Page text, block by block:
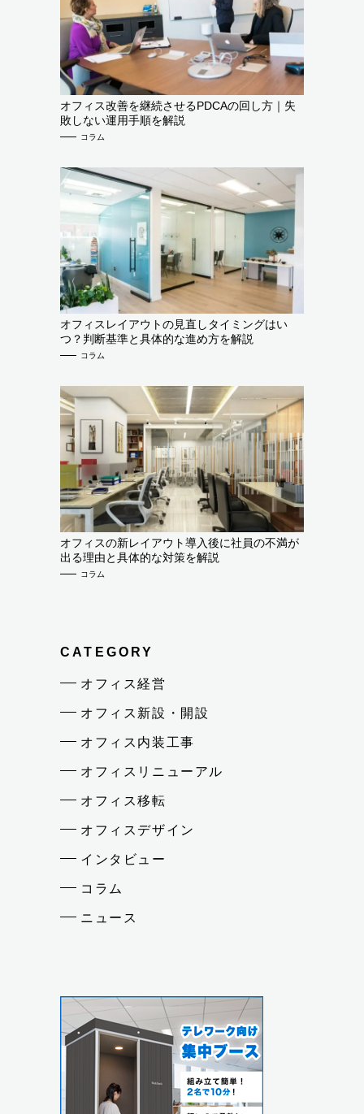
オフィス改善を継続させるPDCAの回し方｜失
敗しない運用手順を解説
コラム
オフィスレイアウトの見直しタイミングはい
つ？判断基準と具体的な進め方を解説
コラム
オフィスの新レイアウト導入後に社員の不満が
出る理由と具体的な対策を解説
コラム
CATEGORY
オフィス経営
オフィス新設・開設
オフィス内装工事
オフィスリニューアル
オフィス移転
オフィスデザイン
インタビュー
コラム
ニュース